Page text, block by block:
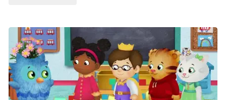
英
詩：
上
文